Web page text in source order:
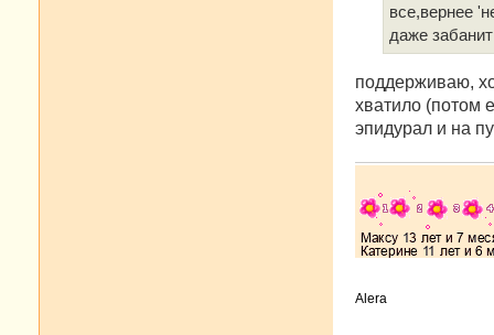
все,вернее
даже
поддерживаю,
хватило (потом
эпидурал и на
Alera